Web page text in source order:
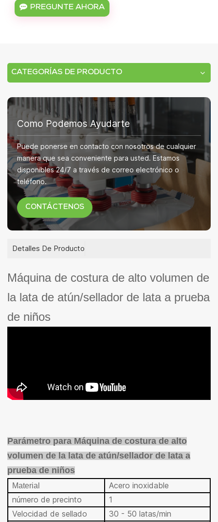
PREGUNTE AHORA
CATEGORÍAS DE PRODUCTO
Como Podemos Ayudarte
Puede ponerse en contacto con nosotros de cualquier
manera que sea conveniente para usted. Estamos
disponibles 24/7 a través de correo electrónico o
teléfono.
CONTÁCTENOS
Detalles De Producto
Máquina de costura de alto volumen de
la lata de atún/sellador de lata a prueba
de niños
Parámetro para Máquina de costura de alto
volumen de la lata de atún/sellador de lata a
prueba de niños
Material
Acero inoxidable
número de precinto
1
Velocidad de sellado
30 - 50 latas/min